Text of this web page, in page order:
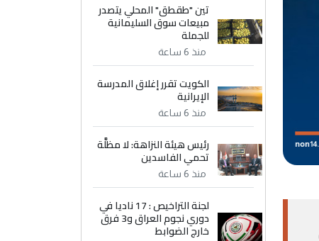
تين "طقطق" المحلي يتصدر
مبيعات سوق السليمانية
للجملة
منذ 6 ساعة
الكويت تقرر إغلاق المدرسة
الإيرانية
منذ 6 ساعة
رئيس هيئة النزاهة: لا مظلَّة
تحمي الفاسدين
منذ 6 ساعة
لجنة التراخيص : 17 ناديا في
دوري نجوم العراق و3 فرق
خارج الضوابط